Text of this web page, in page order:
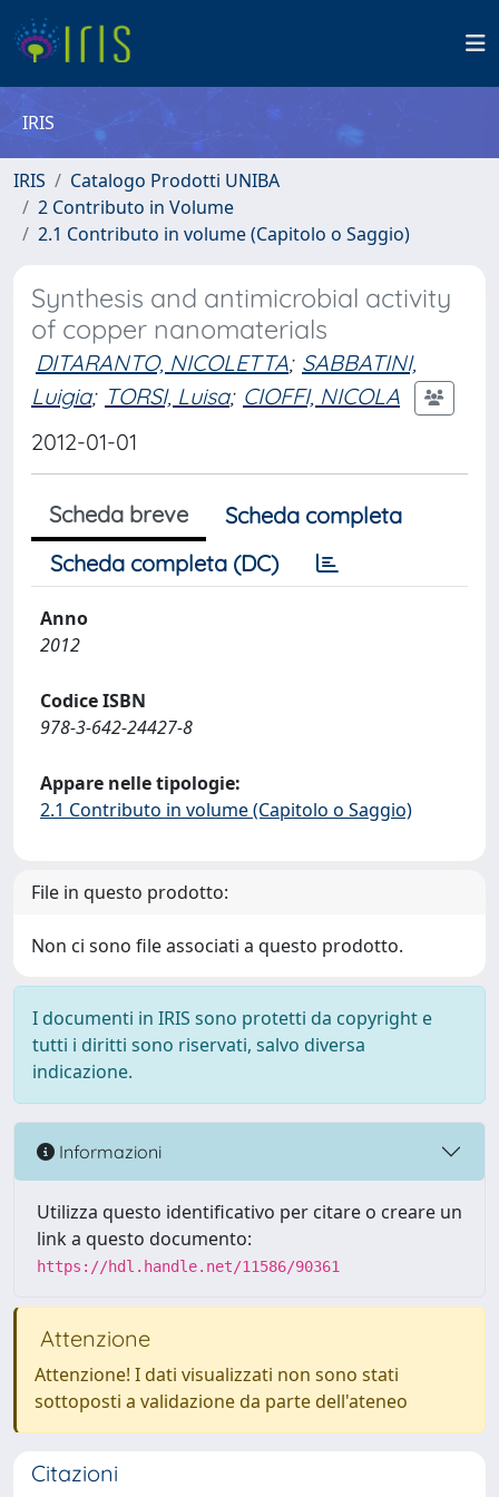
IRIS
IRIS
Catalogo Prodotti UNIBA
2 Contributo in Volume
2.1 Contributo in volume (Capitolo o Saggio)
Synthesis and antimicrobial activity
of copper nanomaterials
DITARANTO, NICOLETTA; SABBATINI,
Luigia; TORSI, Luisa; CIOFFI, NICOLA
2012-01-01
Scheda breve
Scheda completa
Scheda completa (DC)
Anno
2012
Codice ISBN
978-3-642-24427-8
Appare nelle tipologie:
2.1 Contributo in volume (Capitolo o Saggio)
File in questo prodotto:
Non ci sono file associati a questo prodotto.
I documenti in IRIS sono protetti da copyright e
tutti i diritti sono riservati, salvo diversa
indicazione.
Informazioni
Utilizza questo identificativo per citare o creare un
link a questo documento:
https://hdl.handle.net/11586/90361
Attenzione
Attenzione! I dati visualizzati non sono stati
sottoposti a validazione da parte dell'ateneo
Citazioni